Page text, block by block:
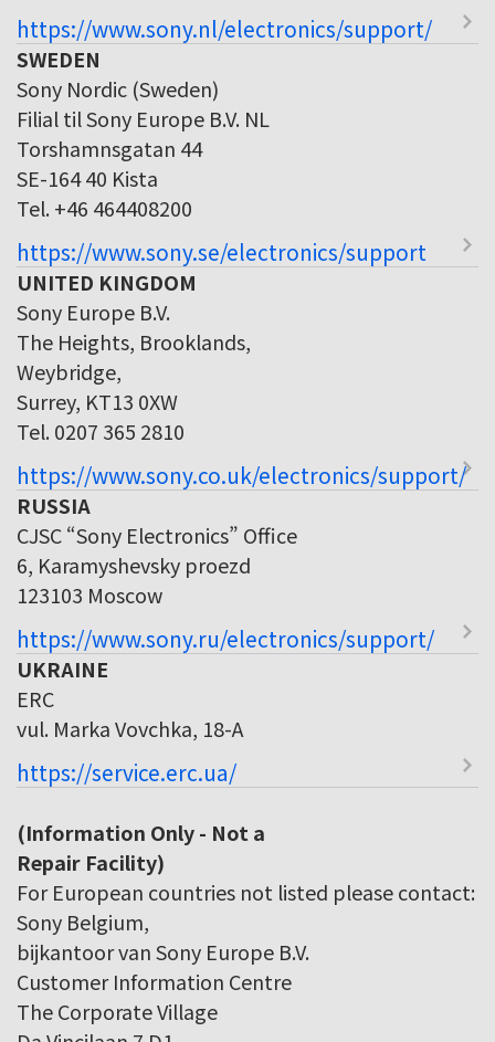
https://www.sony.nl/electronics/support/
SWEDEN
Sony Nordic (Sweden)
Filial til Sony Europe B.V. NL
Torshamnsgatan 44
SE-164 40 Kista
Tel. +46 464408200
https://www.sony.se/electronics/support
UNITED KINGDOM
Sony Europe B.V.
The Heights, Brooklands,
Weybridge,
Surrey, KT13 0XW
Tel. 0207 365 2810
https://www.sony.co.uk/electronics/support/
RUSSIA
CJSC “Sony Electronics” Office
6, Karamyshevsky proezd
123103 Moscow
https://www.sony.ru/electronics/support/
UKRAINE
ERC
vul. Marka Vovchka, 18-A
https://service.erc.ua/
(Information Only - Not a
Repair Facility)
For European countries not listed please contact:
Sony Belgium,
bijkantoor van Sony Europe B.V.
Customer Information Centre
The Corporate Village